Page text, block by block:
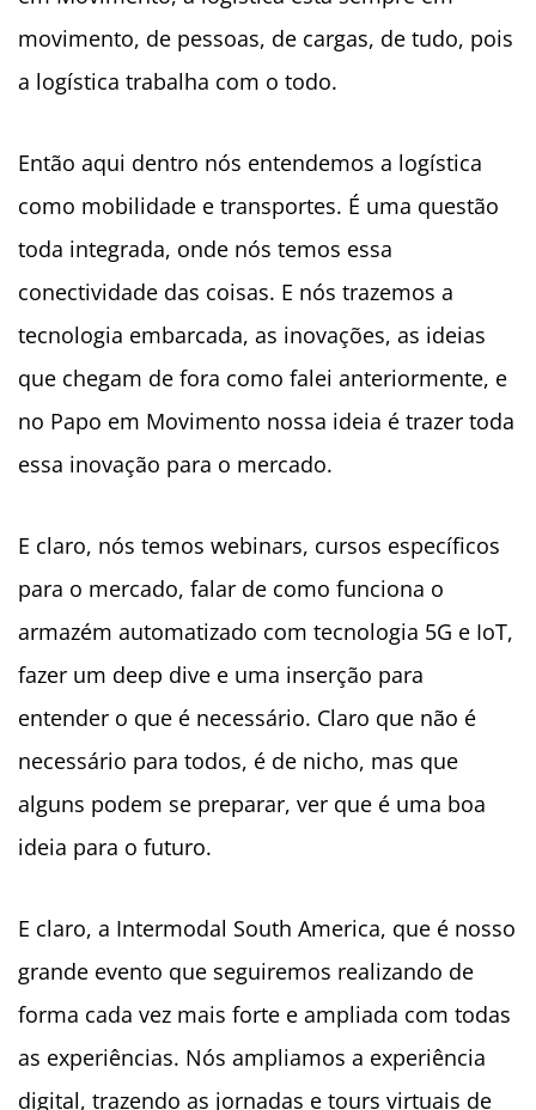
movimento, de pessoas, de cargas, de tudo, pois
a logística trabalha com o todo.
Então aqui dentro nós entendemos a logística
como mobilidade e transportes. É uma questão
toda integrada, onde nós temos essa
conectividade das coisas. E nós trazemos a
tecnologia embarcada, as inovações, as ideias
que chegam de fora como falei anteriormente, e
no Papo em Movimento nossa ideia é trazer toda
essa inovação para o mercado.
E claro, nós temos webinars, cursos específicos
para o mercado, falar de como funciona o
armazém automatizado com tecnologia 5G e IoT,
fazer um deep dive e uma inserção para
entender o que é necessário. Claro que não é
necessário para todos, é de nicho, mas que
alguns podem se preparar, ver que é uma boa
ideia para o futuro.
E claro, a Intermodal South America, que é nosso
grande evento que seguiremos realizando de
forma cada vez mais forte e ampliada com todas
as experiências. Nós ampliamos a experiência
digital, trazendo as jornadas e tours virtuais de